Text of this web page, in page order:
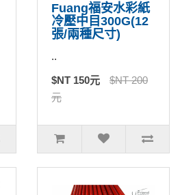
Fuang福安水彩紙
冷壓中目300G(12
張/兩種尺寸)
..
$NT 150元
$NT 200
元